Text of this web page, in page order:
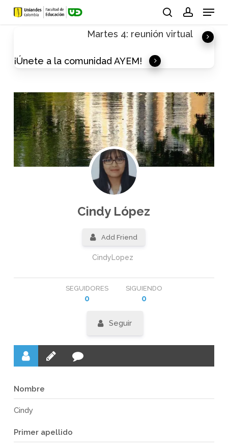
Skip
Menu
Martes 4: reunión virtual
¡Únete a la comunidad AYEM!
Cindy López
Add Friend
CindyLopez
SEGUIDORES
0
SIGUIENDO
0
Seguir
Nombre
Cindy
Primer apellido